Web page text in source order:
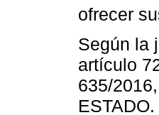
ofrecer
Según la
artículo
635/